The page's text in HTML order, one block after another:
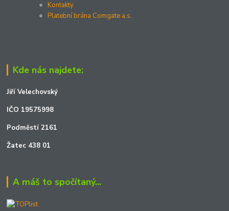
Kontakty
Platební brána Comgate a.s.
Kde nás najdete:
Jiří Velechovský
IČO 19575998
Podměstí 2161
Žatec 438 01
A máš to spočítaný...